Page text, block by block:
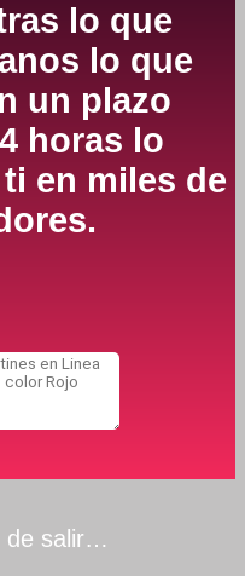
lo que
lo que
un plazo
horas lo
en miles de
de salir…